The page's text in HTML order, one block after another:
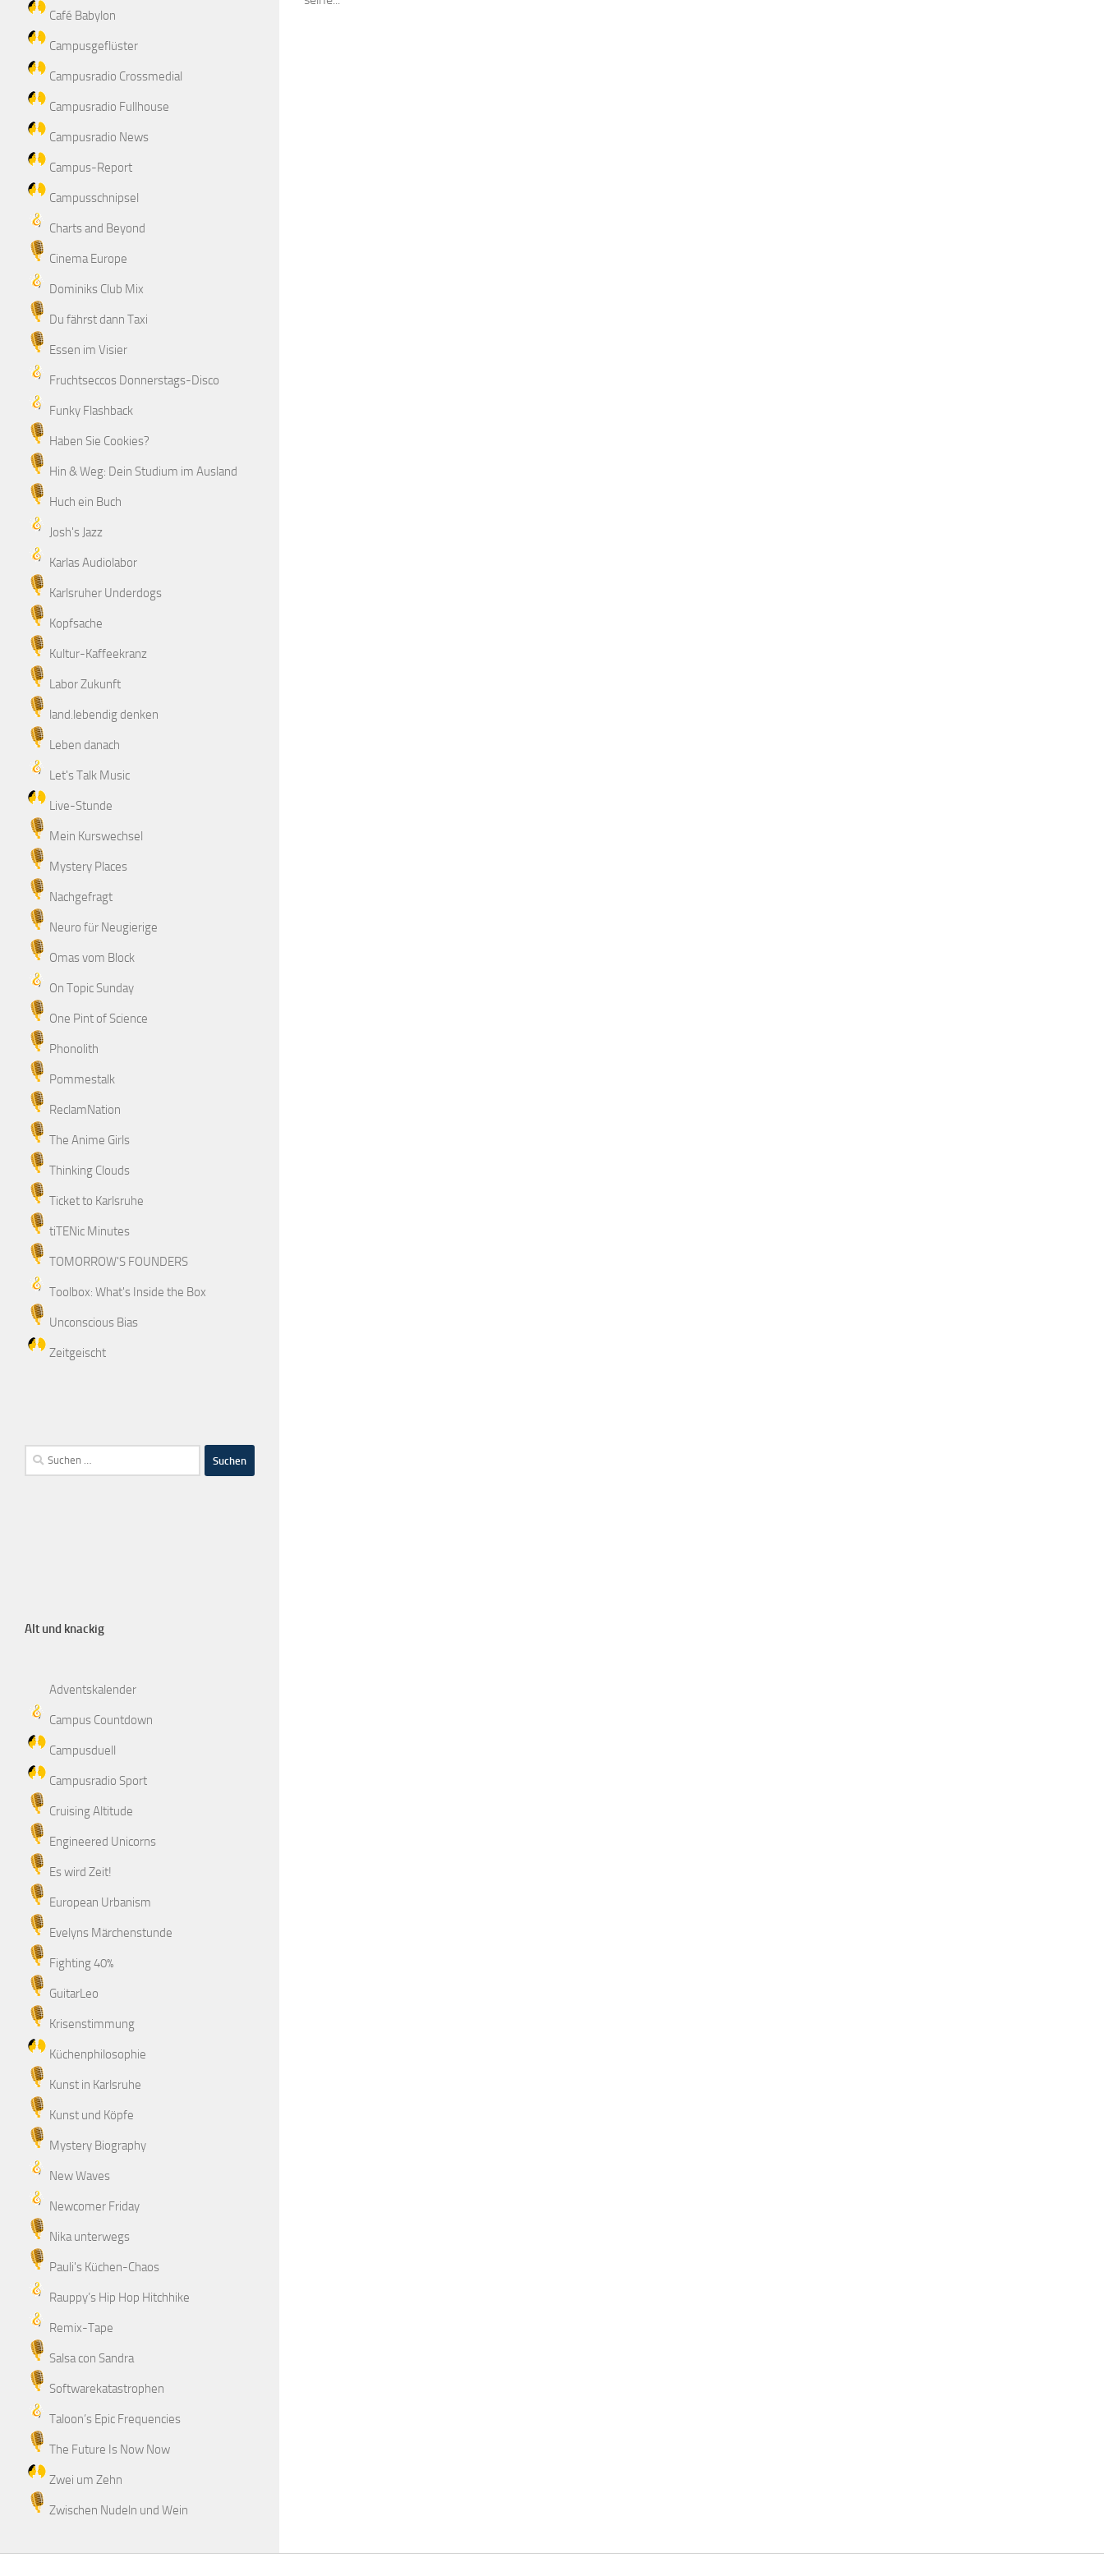
Café Babylon
Campusgeflüster
Campusradio Crossmedial
Campusradio Fullhouse
Campusradio News
Campus-Report
Campusschnipsel
Charts and Beyond
Cinema Europe
Dominiks Club Mix
Du fährst dann Taxi
Essen im Visier
Fruchtseccos Donnerstags-Disco
Funky Flashback
Haben Sie Cookies?
Hin & Weg: Dein Studium im Ausland
Huch ein Buch
Josh's Jazz
Karlas Audiolabor
Karlsruher Underdogs
Kopfsache
Kultur-Kaffeekranz
Labor Zukunft
land.lebendig denken
Leben danach
Let's Talk Music
Live-Stunde
Mein Kurswechsel
Mystery Places
Nachgefragt
Neuro für Neugierige
Omas vom Block
On Topic Sunday
One Pint of Science
Phonolith
Pommestalk
ReclamNation
The Anime Girls
Thinking Clouds
Ticket to Karlsruhe
tiTENic Minutes
TOMORROW'S FOUNDERS
Toolbox: What's Inside the Box
Unconscious Bias
Zeitgeischt
Alt und knackig
Adventskalender
Campus Countdown
Campusduell
Campusradio Sport
Cruising Altitude
Engineered Unicorns
Es wird Zeit!
European Urbanism
Evelyns Märchenstunde
Fighting 40%
GuitarLeo
Krisenstimmung
Küchenphilosophie
Kunst in Karlsruhe
Kunst und Köpfe
Mystery Biography
New Waves
Newcomer Friday
Nika unterwegs
Pauli's Küchen-Chaos
Rauppy’s Hip Hop Hitchhike
Remix-Tape
Salsa con Sandra
Softwarekatastrophen
Taloon’s Epic Frequencies
The Future Is Now Now
Zwei um Zehn
Zwischen Nudeln und Wein